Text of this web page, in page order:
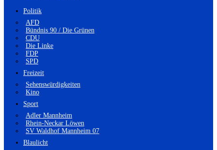
Politik
AFD
Bündnis 90 / Die Grünen
CDU
Die Linke
FDP
SPD
Freizeit
Sehenswürdigkeiten
Kino
Sport
Adler Mannheim
Rhein-Neckar Löwen
SV Waldhof Mannheim 07
Blaulicht